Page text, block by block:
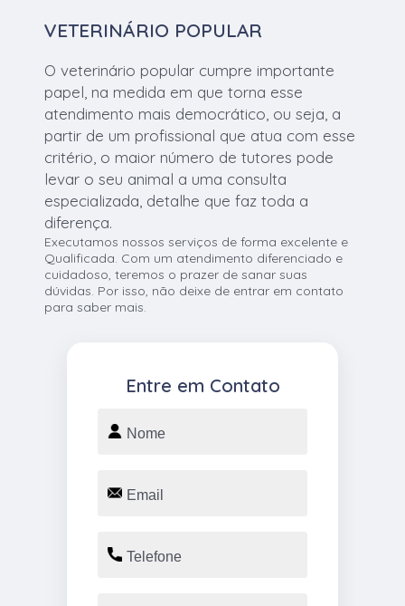
VETERINÁRIO POPULAR
O veterinário popular cumpre importante
papel, na medida em que torna esse
atendimento mais democrático, ou seja, a
partir de um profissional que atua com esse
critério, o maior número de tutores pode
levar o seu animal a uma consulta
especializada, detalhe que faz toda a
diferença.
Executamos nossos serviços de forma excelente e
Qualificada. Com um atendimento diferenciado e
cuidadoso, teremos o prazer de sanar suas
dúvidas. Por isso, não deixe de entrar em contato
para saber mais.
Entre em Contato